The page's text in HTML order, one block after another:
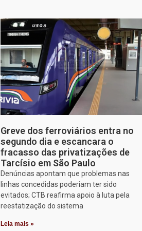
Greve dos ferroviários entra no
segundo dia e escancara o
fracasso das privatizações de
Tarcísio em São Paulo
Denúncias apontam que problemas nas
linhas concedidas poderiam ter sido
evitados; CTB reafirma apoio à luta pela
reestatização do sistema
Leia mais »